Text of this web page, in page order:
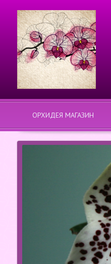
ОРХИДЕЯ МАГАЗИН